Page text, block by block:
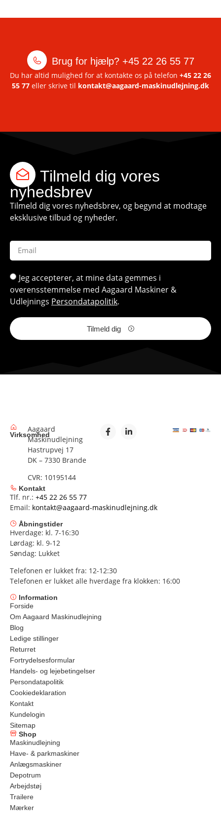
Brug for hjælp? +45 22 26 55 77
Du har altid mulighed for at kontakte os på telefon +45 22 26
55 77 eller skrive til kontakt@aagaard-maskinudlejning.dk
Tilmeld dig vores
nyhedsbrev
Tilmeld dig vores nyhedsbrev, og begynd at modtage
eksklusive tilbud og nyheder.
Jeg accepterer, at mine data gemmes i
overensstemmelse med Aagaard Maskiner &
Udlejnings Persondatapolitik.
Tilmeld dig
Virksomhed
Aagaard
Maskinudlejning
Hastrupvej 17
DK – 7330 Brande
CVR: 10195144
Kontakt
Tlf. nr.: +45 22 26 55 77
Email: kontakt@aagaard-maskinudlejning.dk
Åbningstider
Hverdage: kl. 7-16:30
Lørdag: kl. 9-12
Søndag: Lukket
Telefonen er lukket fra: 12-12:30
Telefonen er lukket alle hverdage fra klokken: 16:00
Information
Forside
Om Aagaard Maskinudlejning
Blog
Ledige stillinger
Returret
Fortrydelsesformular
Handels- og lejebetingelser
Persondatapolitik
Cookiedeklaration
Kontakt
Kundelogin
Sitemap
Shop
Maskinudlejning
Have- & parkmaskiner
Anlægsmaskiner
Depotrum
Arbejdstøj
Trailere
Mærker